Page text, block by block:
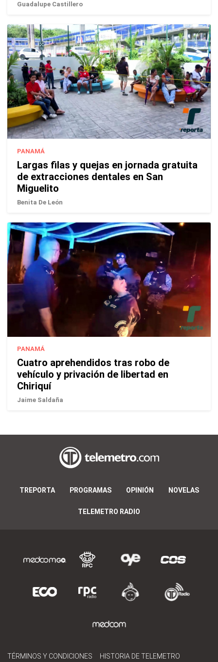
Guadalupe Castillero
PANAMÁ
Largas filas y quejas en jornada gratuita
de extracciones dentales en San
Miguelito
Benita De León
PANAMÁ
Cuatro aprehendidos tras robo de
vehículo y privación de libertad en
Chiriquí
Jaime Saldaña
TREPORTA PROGRAMAS OPINIÓN NOVELAS
TELEMETRO RADIO
TÉRMINOS Y CONDICIONES HISTORIA DE TELEMETRO